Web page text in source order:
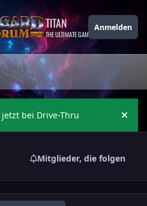
TITAN
THE ULTIMATE GAMING THEME
Anmelden
bei Drive-Thru
Mitglieder, die folgen